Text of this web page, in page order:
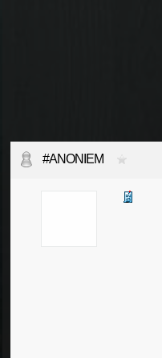
#ANONIEM